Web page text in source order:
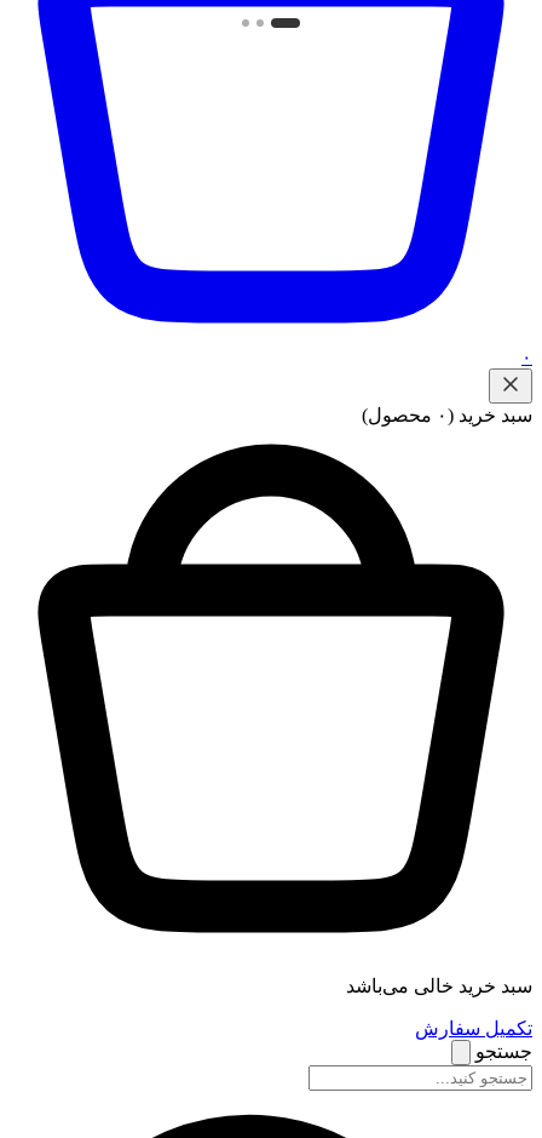
۰
سبد خرید (۰ محصول)
سبد خرید خالی می‌باشد
تکمیل سفارش
جستجو